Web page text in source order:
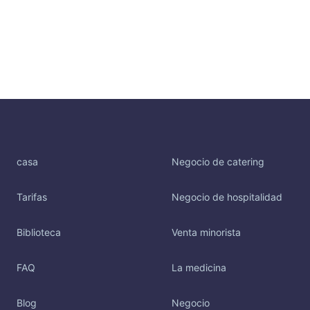
casa
Tarifas
Biblioteca
FAQ
Blog
Negocio de catering
Negocio de hospitalidad
Venta minorista
La medicina
Negocio